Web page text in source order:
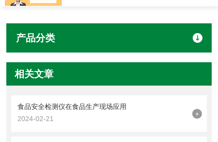
产品分类
相关文章
食品安全检测仪在食品生产现场应用
2024-02-21
+